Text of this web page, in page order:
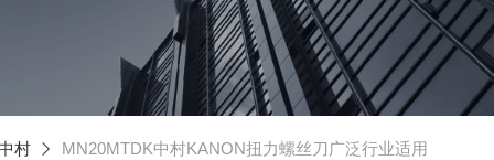
村 MN20MTDK中村KANON扭力螺丝刀广泛行业适用